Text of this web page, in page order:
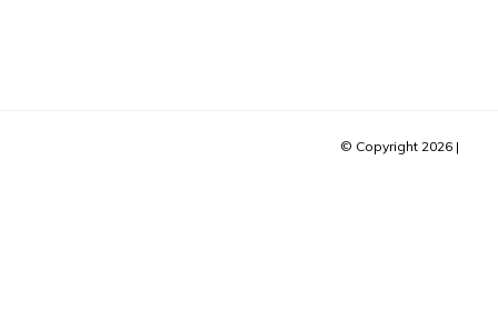
© Copyright 2026 |